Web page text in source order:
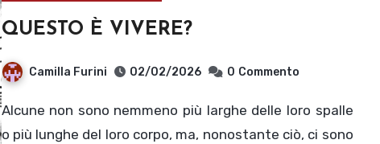
QUESTO È VIVERE?
Camilla Furini 02/02/2026 0 Commento
Alcune non sono nemmeno più larghe delle loro spalle
o più lunghe del loro corpo, ma, nonostante ciò, ci sono